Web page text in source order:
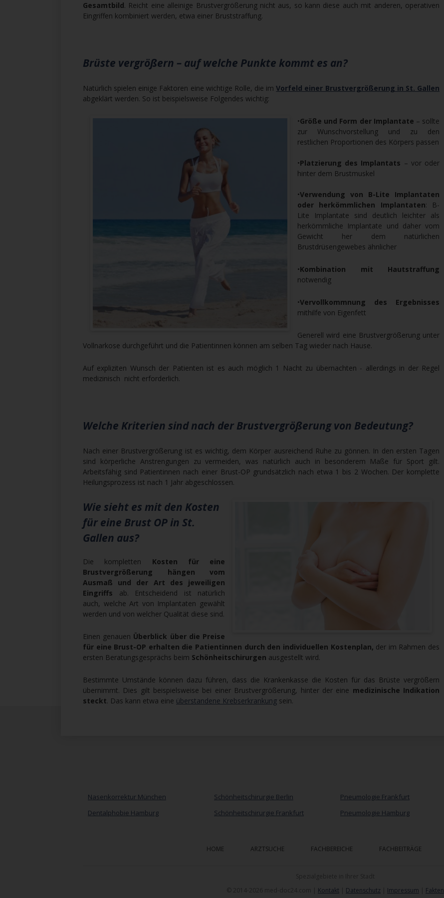
Gesamtbild. Reicht eine alleinige Brustvergrößerung nicht aus, so kann diese auch mit anderen, operativen
Eingriffen kombiniert werden, etwa einer Bruststraffung.
Brüste vergrößern – auf welche Punkte kommt es an?
Natürlich spielen einige Faktoren eine wichtige Rolle, die imVorfeld einer Brustvergrößerung in St. Gallen
abgeklärt werden. So ist beispielsweise Folgendes wichtig:
•Größe und Form der Implantate – sollte
zur Wunschvorstellung und zu den
restlichen Proportionen des Körpers passen
•Platzierung des Implantats – vor oder
hinter dem Brustmuskel
•Verwendung von B-Lite Implantaten
oder herkömmlichen Implantaten: B-
Lite Implantate sind deutlich leichter als
herkömmliche Implantate und daher vom
Gewicht her dem natürlichen
Brustdrüsengewebes ähnlicher
•Kombination mit Hautstraffung
notwendig
•Vervollkommnung des Ergebnisses
mithilfe von Eigenfett
Generell wird eine Brustvergrößerung unter
Vollnarkose durchgeführt und die Patientinnen können am selben Tag wieder nach Hause.
Auf expliziten Wunsch der Patienten ist es auch möglich 1 Nacht zu übernachten - allerdings in der Regel
medizinisch nicht erforderlich.
Welche Kriterien sind nach der Brustvergrößerung von Bedeutung?
Nach einer Brustvergrößerung ist es wichtig, dem Körper ausreichend Ruhe zu gönnen. In den ersten Tagen
sind körperliche Anstrengungen zu vermeiden, was natürlich auch in besonderem Maße für Sport gilt.
Arbeitsfähig sind Patientinnen nach einer Brust-OP grundsätzlich nach etwa 1 bis 2 Wochen. Der komplette
Heilungsprozess ist nach 1 Jahr abgeschlossen.
Wie sieht es mit den Kosten
für eine Brust OP in St.
Gallen aus?
Die kompletten Kosten für eine
Brustvergrößerung hängen vom
Ausmaß und der Art des jeweiligen
Eingriffs ab. Entscheidend ist natürlich
auch, welche Art von Implantaten gewählt
werden und von welcher Qualität diese sind.
Einen genauen Überblick über die Preise
für eine Brust-OP erhalten die Patientinnen durch den individuellen Kostenplan, der im Rahmen des
ersten Beratungsgesprächs beim Schönheitschirurgen ausgestellt wird.
Bestimmte Umstände können dazu führen, dass die Krankenkasse die Kosten für das Brüste vergrößern
übernimmt. Dies gilt beispielsweise bei einer Brustvergrößerung, hinter der eine medizinische Indikation
steckt. Das kann etwa eine überstandene Krebserkrankung sein.
Nasenkorrektur München
Dentalphobie Hamburg
Schönheitschirurgie Berlin
Schönheitschirurgie Frankfurt
Pneumologie Frankfurt
Pneumologie Hamburg
HOME ARZTSUCHE FACHBEREICHE FACHBEITRÄGE
Kontakt Datenschutz Impressum Fakten